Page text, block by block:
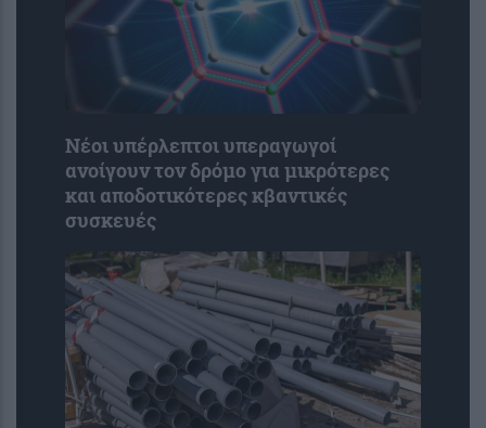
Νέοι υπέρλεπτοι υπεραγωγοί
ανοίγουν τον δρόμο για μικρότερες
και αποδοτικότερες κβαντικές
συσκευές